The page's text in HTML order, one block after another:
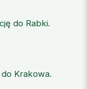
do Rabki.
Krakowa.